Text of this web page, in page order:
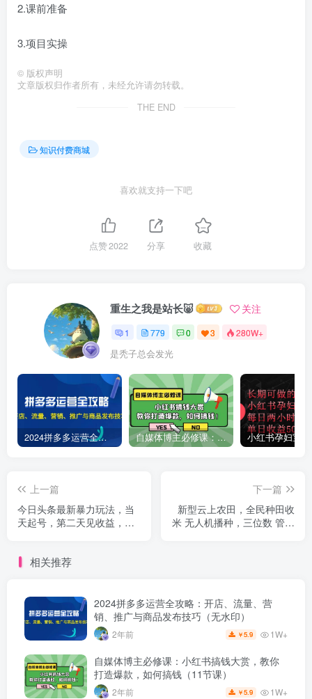
2.课前准备
3.项目实操
© 版权声明
文章版权归作者所有，未经允许请勿转载。
THE END
知识付费商城
喜欢就支持一下吧
点赞2022 分享 收藏
重生之我是站长🐷 关注
1 779 0 3 280W+
是秃子总会发光
2024拼多多运营全攻略：开店、流量、营销、推广与商品发布技巧（无水印） 自媒体博主必修课：小红书搞钱大赏，教你打造爆款，如何搞钱（11节课）
上一篇
今日头条最新暴力玩法，当
天起号，第二天见收益，轻
下一篇
新型云上农田，全民种田收
米 无人机播种，三位数 管道
相关推荐
2024拼多多运营全攻略：开店、流量、营
销、推广与商品发布技巧（无水印）
2年前 ￥5.9 1W+
自媒体博主必修课：小红书搞钱大赏，教你
打造爆款，如何搞钱（11节课）
2年前 ￥5.9 1W+